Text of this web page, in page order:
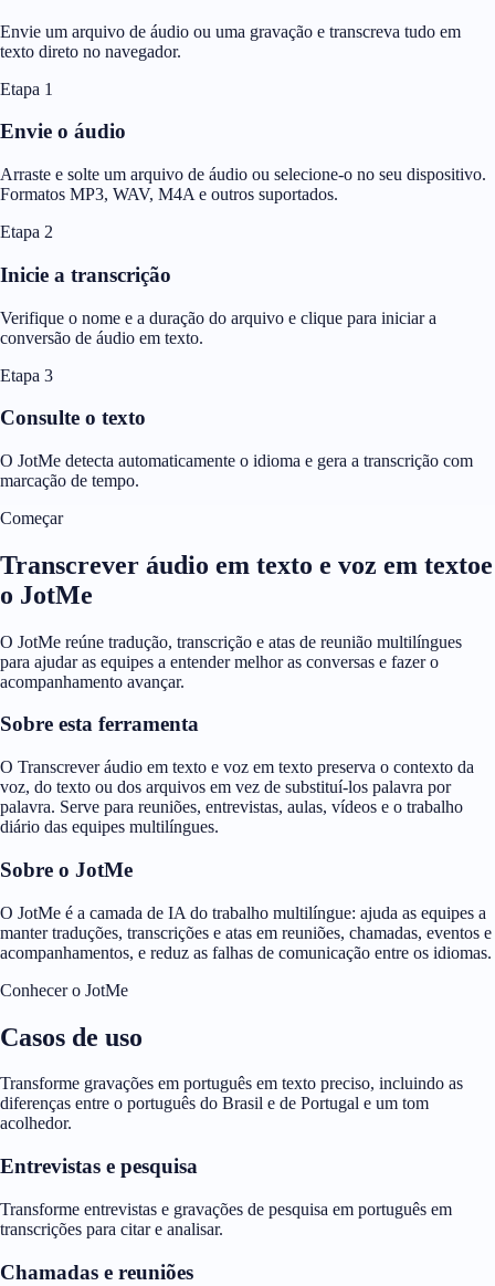
Envie um arquivo de áudio ou uma gravação e transcreva tudo em
texto direto no navegador.
Etapa 1
Envie o áudio
Arraste e solte um arquivo de áudio ou selecione-o no seu dispositivo.
Formatos MP3, WAV, M4A e outros suportados.
Etapa 2
Inicie a transcrição
Verifique o nome e a duração do arquivo e clique para iniciar a
conversão de áudio em texto.
Etapa 3
Consulte o texto
O JotMe detecta automaticamente o idioma e gera a transcrição com
marcação de tempo.
Começar
Transcrever áudio em texto e voz em textoe
o JotMe
O JotMe reúne tradução, transcrição e atas de reunião multilíngues
para ajudar as equipes a entender melhor as conversas e fazer o
acompanhamento avançar.
Sobre esta ferramenta
O Transcrever áudio em texto e voz em texto preserva o contexto da
voz, do texto ou dos arquivos em vez de substituí-los palavra por
palavra. Serve para reuniões, entrevistas, aulas, vídeos e o trabalho
diário das equipes multilíngues.
Sobre o JotMe
O JotMe é a camada de IA do trabalho multilíngue: ajuda as equipes a
manter traduções, transcrições e atas em reuniões, chamadas, eventos e
acompanhamentos, e reduz as falhas de comunicação entre os idiomas.
Conhecer o JotMe
Casos de uso
Transforme gravações em português em texto preciso, incluindo as
diferenças entre o português do Brasil e de Portugal e um tom
acolhedor.
Entrevistas e pesquisa
Transforme entrevistas e gravações de pesquisa em português em
transcrições para citar e analisar.
Chamadas e reuniões